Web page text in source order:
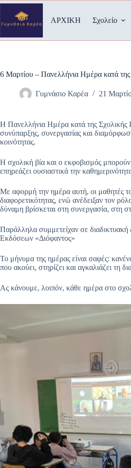
Μετάβαση
περιεχόμενο
ΑΡΧΙΚΗ Σχολείο
6 Μαρτίου – Πανελλήνια Ημέρα κατά
Γυμνάσιο Καρέα 21
Η Πανελλήνια Ημέρα κατά της Σχολικής
συνύπαρξης, συνεργασίας και
κοινότητας.
Η σχολική βία και ο εκφοβισμός
επηρεάζει ουσιαστικά την
Με αφορμή την ημέρα αυτή, οι μαθητές
διαφορετικότητας, ενώ ανέδειξαν τον
δύναμη βρίσκεται στη συνεργασία, στη
Παράλληλα συμμετείχαν σε
Εκδόσεων «Διόφαντος»
Το μήνυμα της ημέρας είναι σαφές:
που ακούει, στηρίζει και αγκαλιάζει τη
Ας κάνουμε, λοιπόν, κάθε ημέρα στο